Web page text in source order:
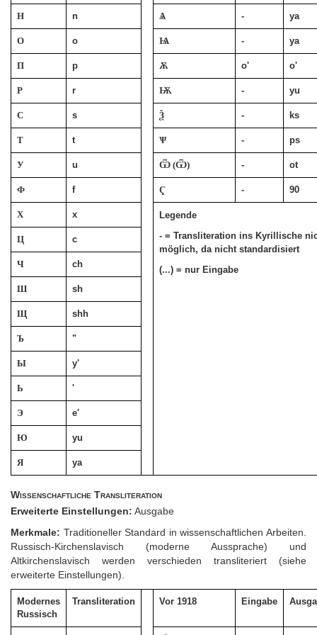
Н n Ѧ - ya
О o Ѩ - ya
П p Ѫ o' o'
Р r Ѭ - yu
С s Ѯ - ks
Т t Ѱ - ps
У u Ѿ (Ѿ) - ot
Ф f Ҁ - 90
Х x
Legende
- = Transliteration ins Kyrillische
möglich, da nicht standardisiert
(...) = nur Eingabe
Ц c
Ч ch
Ш sh
Щ shh
Ъ "
Ы y'
Ь '
Э e'
Ю yu
Я ya
Wissenschaftliche Transliteration
Erweiterte Einstellungen: Ausgabe
Merkmale: Traditioneller Standard in wissenschaftlichen Arbeiten.
Russisch-Kirchenslavisch (moderne Aussprache) und
Altkirchenslavisch werden verschieden transliteriert (siehe
erweiterte Einstellungen).
Modernes
Russisch
Transliteration Vor 1918 Eingabe